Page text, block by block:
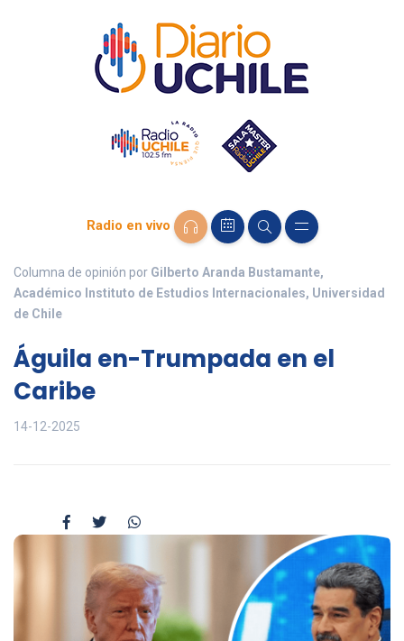
Radio en vivo
Columna de opinión por Gilberto Aranda Bustamante,
Académico Instituto de Estudios Internacionales, Universidad
de Chile
Águila en-Trumpada en el
Caribe
14-12-2025